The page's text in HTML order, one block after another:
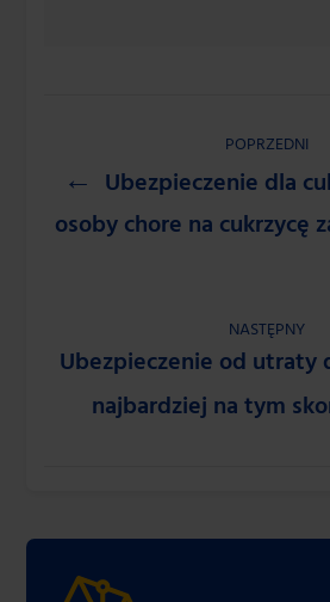
POPRZEDNI
Ubezpieczenie dla
osoby chore na cukrzycę
NASTĘPNY
Ubezpieczenie od utraty
najbardziej na tym